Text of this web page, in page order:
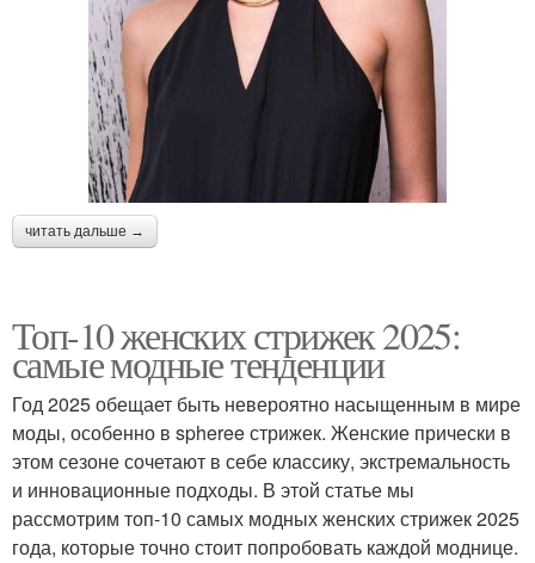
читать дальше →
Топ-10 женских стрижек 2025:
самые модные тенденции
Год 2025 обещает быть невероятно насыщенным в мире
моды, особенно в spheree стрижек. Женские прически в
этом сезоне сочетают в себе классику, экстремальность
и инновационные подходы. В этой статье мы
рассмотрим топ-10 самых модных женских стрижек 2025
года, которые точно стоит попробовать каждой моднице.